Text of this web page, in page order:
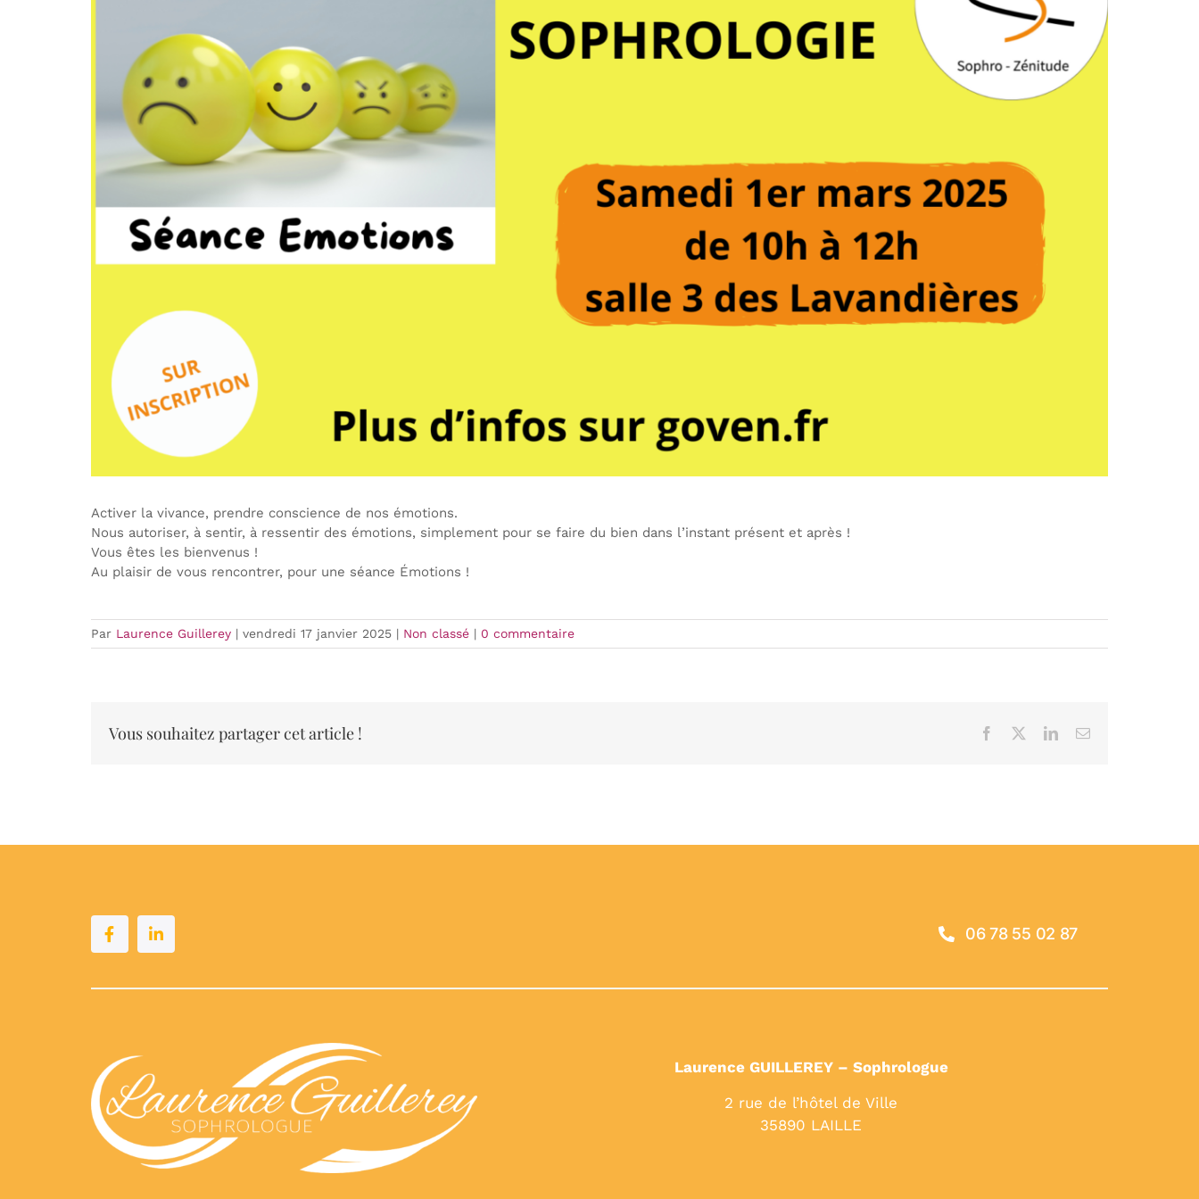
Activer la vivance, prendre conscience de nos émotions.
Nous autoriser, à sentir, à ressentir des émotions, simplement pour se faire du bien dans l’instant présent et après !
Vous êtes les bienvenus !
Au plaisir de vous rencontrer, pour une séance Émotions !
Par Laurence Guillerey | vendredi 17 janvier 2025 | Non classé | 0 commentaire
Vous souhaitez partager cet article ! Facebook LinkedInEmail
06 78 55 02 87
Laurence GUILLEREY – Sophrologue
2 rue de l’hôtel de Ville
35890 LAILLE